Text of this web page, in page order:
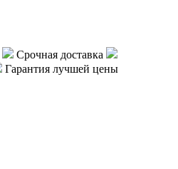
Срочная доставка
Гарантия лучшей цены